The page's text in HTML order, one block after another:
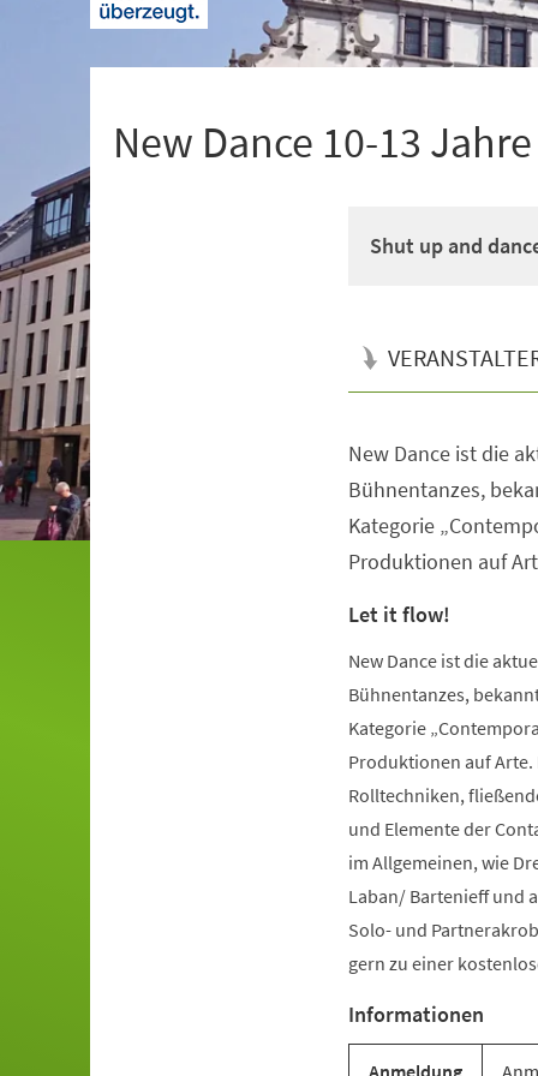
New Dance 10-13
Shut up and
New Dance ist die
Bühnentanzes,
Kategorie
Produktionen auf
Let it flow!
New Dance ist die
Bühnentanzes,
Kategorie
Produktionen auf Arte.
Rolltechniken,
und Elemente der
im Allgemeinen, wie
Laban/ Bartenieff und
Solo- und
gern zu einer
Informationen
Anmeldung